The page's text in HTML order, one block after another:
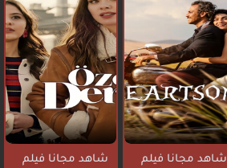
شاهد مجانا فيلم
شاهد مجانا فيلم